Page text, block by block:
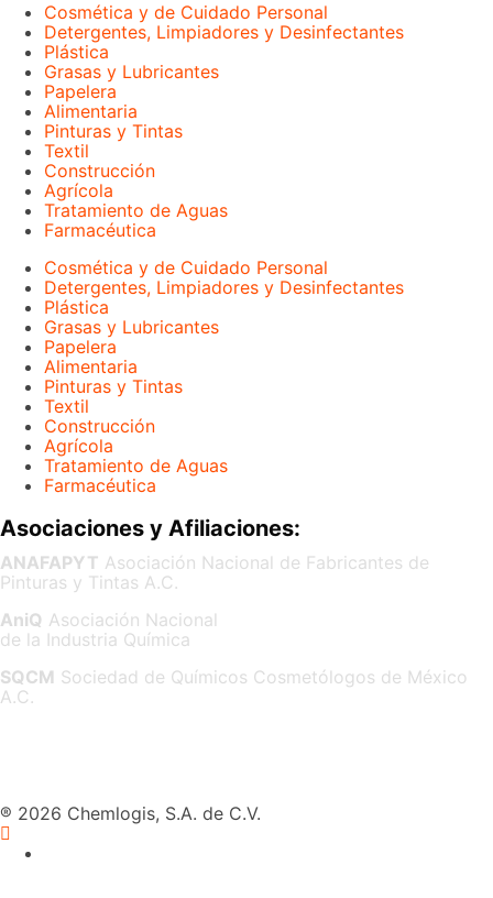
Cosmética y de Cuidado Personal
Detergentes, Limpiadores y Desinfectantes
Plástica
Grasas y Lubricantes
Papelera
Alimentaria
Pinturas y Tintas
Textil
Construcción
Agrícola
Tratamiento de Aguas
Farmacéutica
Cosmética y de Cuidado Personal
Detergentes, Limpiadores y Desinfectantes
Plástica
Grasas y Lubricantes
Papelera
Alimentaria
Pinturas y Tintas
Textil
Construcción
Agrícola
Tratamiento de Aguas
Farmacéutica
Asociaciones y Afiliaciones:
ANAFAPYT Asociación Nacional de Fabricantes de
Pinturas y Tintas A.C.
AniQ Asociación Nacional
de la Industria Química
SQCM Sociedad de Químicos Cosmetólogos de México
A.C.
® 2026 Chemlogis, S.A. de C.V.